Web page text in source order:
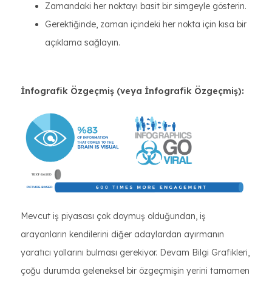
Zamandaki her noktayı basit bir simgeyle gösterin.
Gerektiğinde, zaman içindeki her nokta için kısa bir
açıklama sağlayın.
İnfografik Özgeçmiş (veya İnfografik Özgeçmiş):
Mevcut iş piyasası çok doymuş olduğundan, iş
arayanların kendilerini diğer adaylardan ayırmanın
yaratıcı yollarını bulması gerekiyor. Devam Bilgi Grafikleri,
çoğu durumda geleneksel bir özgeçmişin yerini tamamen